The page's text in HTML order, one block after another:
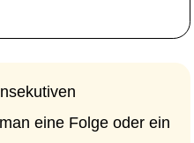
eine Folge oder ein